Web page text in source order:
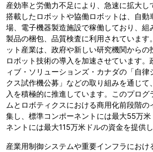
産効率と労働力不足により、急速に拡大し
搭載したロボットや協働ロボットは、自動
場、電子機器製造施設で稼働しており、組
製品の梱包、品質検査に利用されています
ット産業は、政府や新しい研究機関からの
ロボット技術の導入を加速させています。
ィブ・ソリューションズ・カナダの「自律
クス試作機公募」などの取り組みを通じて
入を積極的に推進しています。このプログ
ムとロボティクスにおける商用化前段階の
集し、標準コンポーネントには最大55万
ネントには最大115万米ドルの資金を提供し
産業用制御システムや重要インフラにおけ